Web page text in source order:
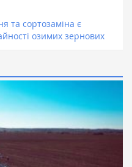
та сортозаміна є
озимих зернових